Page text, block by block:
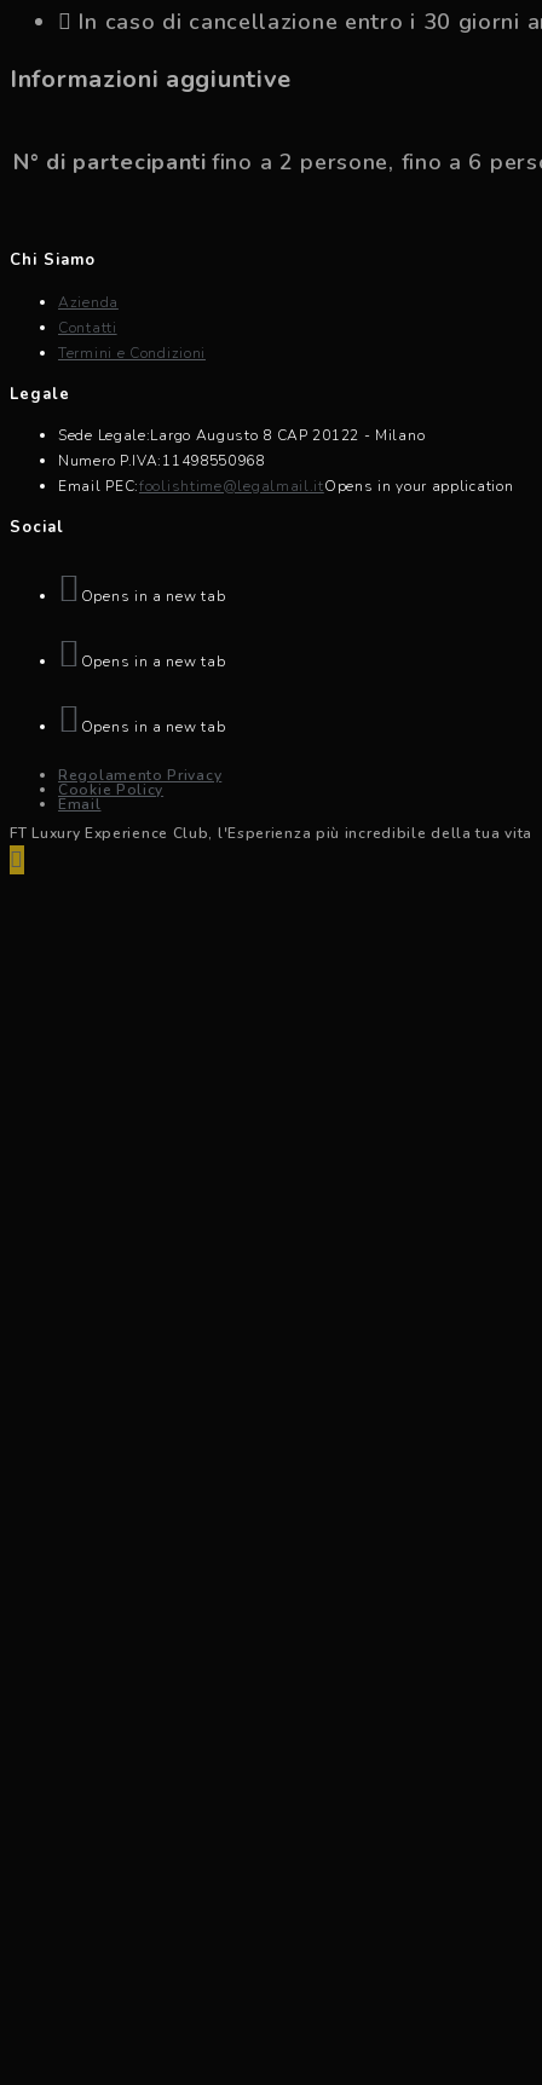
In caso di cancellazione entro i 30 giorni
Informazioni aggiuntive
N° di partecipanti fino a 2 persone, fino a 6
Chi Siamo
Azienda
Contatti
Termini e Condizioni
Legale
Sede Legale:Largo Augusto 8 CAP 20122 - Milano
Numero P.IVA:11498550968
Email PEC:foolishtime@legalmail.itOpens in your application
Social
Opens in a new tab
Opens in a new tab
Opens in a new tab
Regolamento Privacy
Cookie Policy
Email
FT Luxury Experience Club, l'Esperienza più incredibile della tua vita